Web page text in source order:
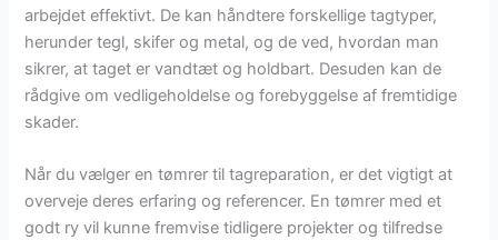
arbejdet effektivt. De kan håndtere forskellige tagtyper,
herunder tegl, skifer og metal, og de ved, hvordan man
sikrer, at taget er vandtæt og holdbart. Desuden kan de
rådgive om vedligeholdelse og forebyggelse af fremtidige
skader.
Når du vælger en tømrer til tagreparation, er det vigtigt at
overveje deres erfaring og referencer. En tømrer med et
godt ry vil kunne fremvise tidligere projekter og tilfredse